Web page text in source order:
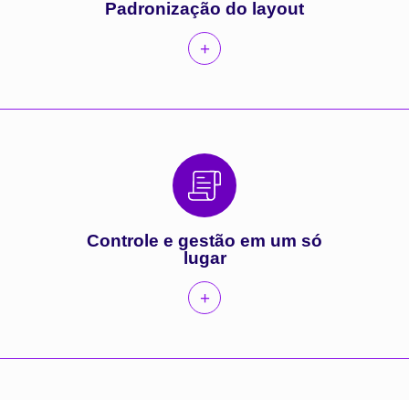
Padronização do layout
Controle e gestão em um só
lugar